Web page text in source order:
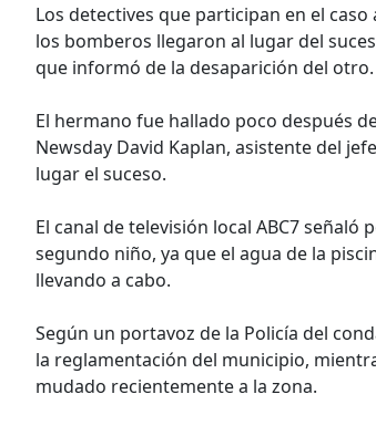
Los detectives que participan en el
los bomberos llegaron al lugar del
que informó de la desaparición del otro.
El hermano fue hallado poco después
Newsday David Kaplan, asistente del
lugar el suceso.
El canal de televisión local ABC7
segundo niño, ya que el agua de la
llevando a cabo.
Según un portavoz de la Policía del
la reglamentación del municipio,
mudado recientemente a la zona.